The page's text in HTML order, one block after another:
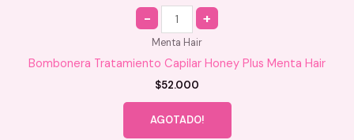
Quantity
Menta Hair
Bombonera Tratamiento Capilar Honey Plus Menta Hair
$52.000
AGOTADO!